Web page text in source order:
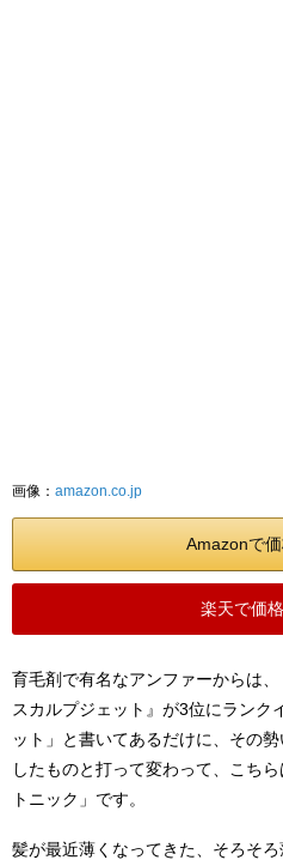
画像： amazon.co.jp
Amazonで
楽天で価
育毛剤で有名なアンファーからは
スカルプジェット』が3位にランク
ット」と書いてあるだけに、その
したものと打って変わって、こち
トニック」です。
髪が最近薄くなってきた、そろそ